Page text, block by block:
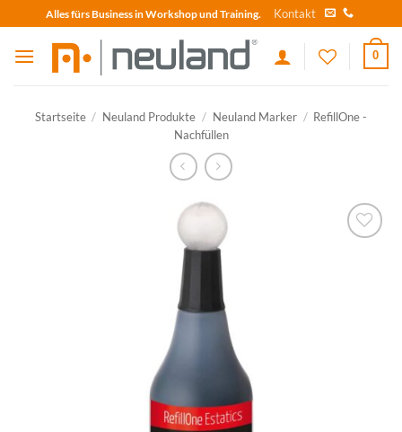
to
content
Alles fürs Business in Workshop und Training. Kontakt
0
Startseite / Neuland Produkte / Neuland Marker / RefillOne -
Nachfüllen